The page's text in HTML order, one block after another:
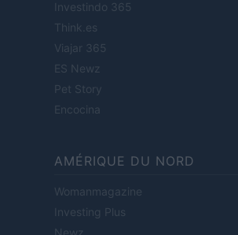
Investindo 365
Think.es
Viajar 365
ES Newz
Pet Story
Encocina
AMÉRIQUE DU NORD
Womanmagazine
Investing Plus